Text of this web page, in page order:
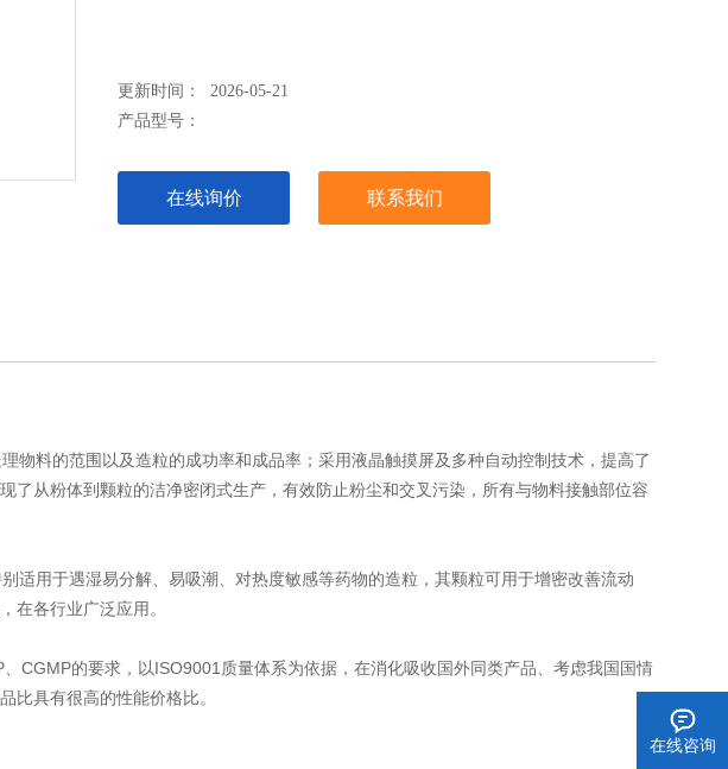
更新时间： 2026-05-21
产品型号：
在线询价 联系我们
料的范围以及造粒的成功率和成品率；采用液晶触摸屏及多种自动控制技术，提高了
了从粉体到颗粒的洁净密闭式生产，有效防止粉尘和交叉污染，所有与物料接触部位容
适用于遇湿易分解、易吸潮、对热度敏感等药物的造粒，其颗粒可用于增密改善流动
在各行业广泛应用。
CGMP的要求，以ISO9001质量体系为依据，在消化吸收国外同类产品、考虑我国国情
比具有很高的性能价格比。
在线咨询